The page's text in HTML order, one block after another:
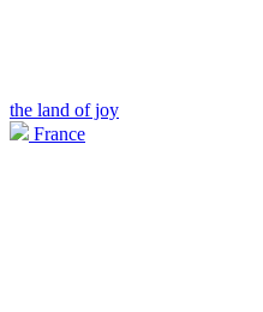
the land of joy
France